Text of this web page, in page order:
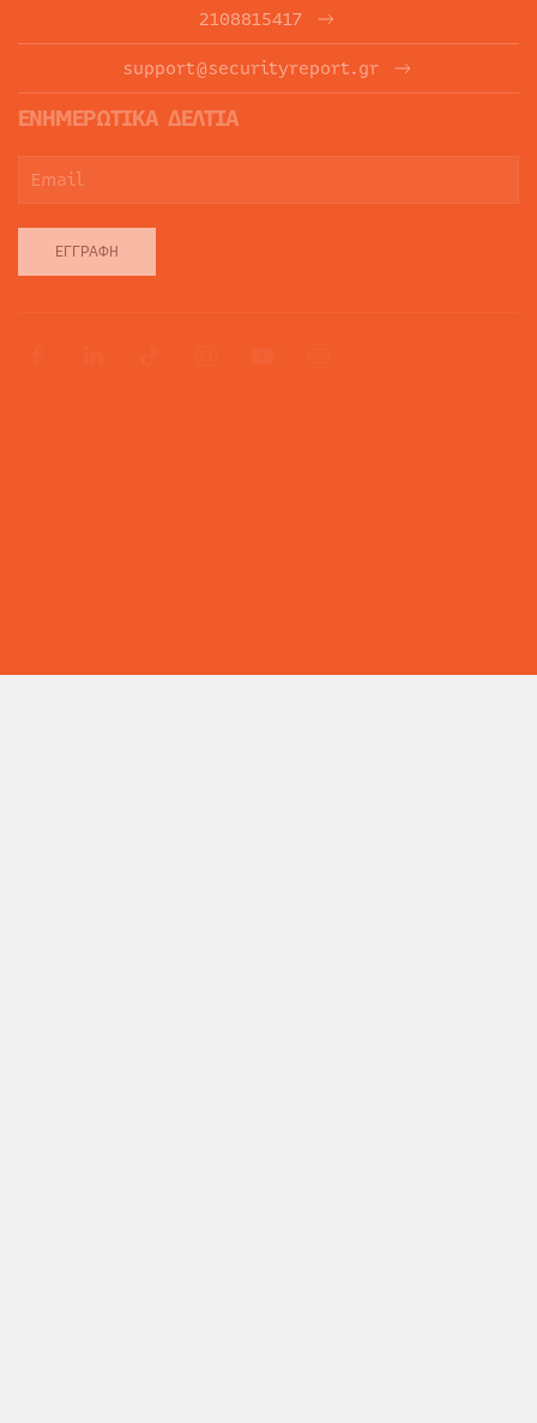
2108815417
support@securityreport.gr
ΕΝΗΜΕΡΩΤΙΚΑ ΔΕΛΤΙΑ
ΕΓΓΡΑΦΉ